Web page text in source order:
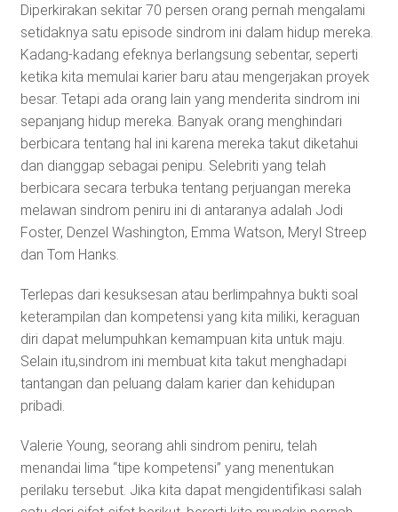
Diperkirakan sekitar 70 persen orang pernah mengalami
setidaknya satu episode sindrom ini dalam hidup mereka.
Kadang-kadang efeknya berlangsung sebentar, seperti
ketika kita memulai karier baru atau mengerjakan proyek
besar. Tetapi ada orang lain yang menderita sindrom ini
sepanjang hidup mereka. Banyak orang menghindari
berbicara tentang hal ini karena mereka takut diketahui
dan dianggap sebagai penipu. Selebriti yang telah
berbicara secara terbuka tentang perjuangan mereka
melawan sindrom peniru ini di antaranya adalah Jodi
Foster, Denzel Washington, Emma Watson, Meryl Streep
dan Tom Hanks.
Terlepas dari kesuksesan atau berlimpahnya bukti soal
keterampilan dan kompetensi yang kita miliki, keraguan
diri dapat melumpuhkan kemampuan kita untuk maju.
Selain itu,sindrom ini membuat kita takut menghadapi
tantangan dan peluang dalam karier dan kehidupan
pribadi.
Valerie Young, seorang ahli sindrom peniru, telah
menandai lima “tipe kompetensi” yang menentukan
perilaku tersebut. Jika kita dapat mengidentifikasi salah